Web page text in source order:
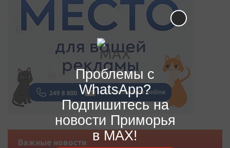
Важные новости
Проблемы с
WhatsApp?
Подпишитесь на
новости Приморья
в MAX!